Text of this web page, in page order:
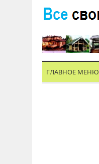
ГЛАВНОЕ МЕНЮ